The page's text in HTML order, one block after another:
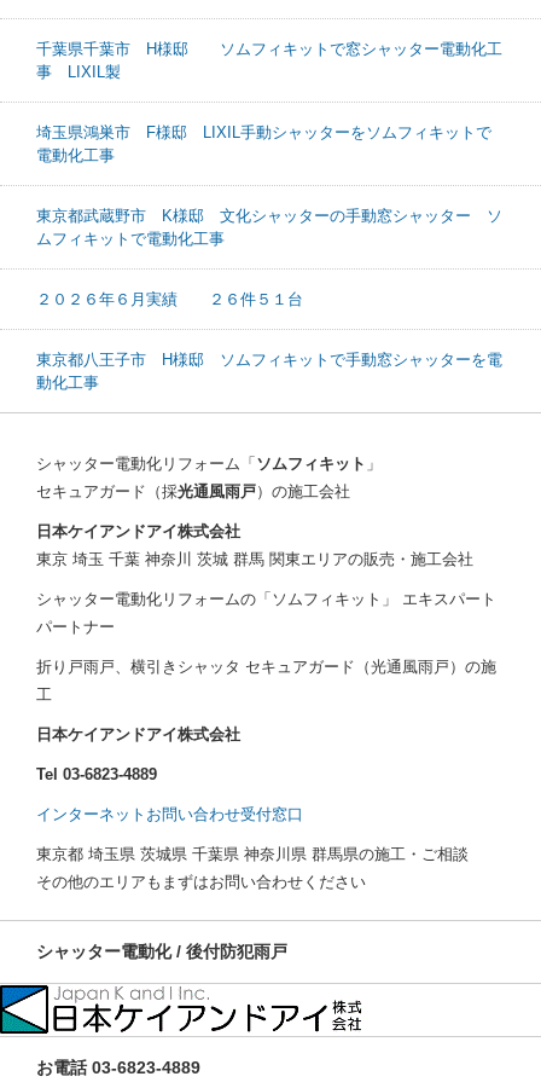
千葉県千葉市 H様邸 ソムフィキットで窓シャッター電動化工
事 LIXIL製
埼玉県鴻巣市 F様邸 LIXIL手動シャッターをソムフィキットで
電動化工事
東京都武蔵野市 K様邸 文化シャッターの手動窓シャッター ソ
ムフィキットで電動化工事
２０２６年６月実績 ２６件５１台
東京都八王子市 H様邸 ソムフィキットで手動窓シャッターを電
動化工事
シャッター電動化リフォーム「 ソムフィキット 」
セキュアガード（採光通風雨戸）の施工会社
日本ケイアンドアイ株式会社
東京 埼玉 千葉 神奈川 茨城 群馬 関東エリアの販売・施工会社
シャッター電動化リフォームの「ソムフィキット」 エキスパート
パートナー
折り戸雨戸、横引きシャッタ セキュアガード（光通風雨戸）の施
工
日本ケイアンドアイ株式会社
Tel 03-6823-4889
インターネットお問い合わせ受付窓口
東京都 埼玉県 茨城県 千葉県 神奈川県 群馬県の施工・ご相談
その他のエリアもまずはお問い合わせください
シャッター電動化 / 後付防犯雨戸
お電話 03-6823-4889